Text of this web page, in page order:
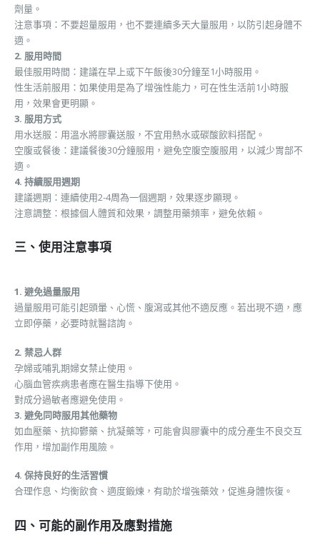
劑量。
注意事項：不要超量服用，也不要連續多天大量服用，以防引起身體不
適。
2. 服用時間
最佳服用時間：建議在早上或下午飯後30分鐘至1小時服用。
性生活前服用：如果使用是為了增強性能力，可在性生活前1小時服
用，效果會更明顯。
3. 服用方式
用水送服：用溫水將膠囊送服，不宜用熱水或碳酸飲料搭配。
空腹或餐後：建議餐後30分鐘服用，避免空腹空腹服用，以減少胃部不
適。
4. 持續服用週期
建議週期：連續使用2-4周為一個週期，效果逐步顯現。
注意調整：根據個人體質和效果，調整用藥頻率，避免依賴。
三、使用注意事項
1. 避免過量服用
過量服用可能引起頭暈、心慌、腹瀉或其他不適反應。若出現不適，應
立即停藥，必要時就醫諮詢。
2. 禁忌人群
孕婦或哺乳期婦女禁止使用。
心腦血管疾病患者應在醫生指導下使用。
對成分過敏者應避免使用。
3. 避免同時服用其他藥物
如血壓藥、抗抑鬱藥、抗凝藥等，可能會與膠囊中的成分產生不良交互
作用，增加副作用風險。
4. 保持良好的生活習慣
合理作息、均衡飲食、適度鍛煉，有助於增強藥效，促進身體恢復。
四、可能的副作用及應對措施